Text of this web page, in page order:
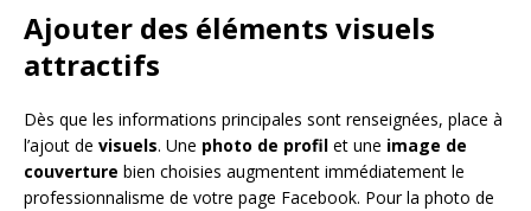
Ajouter des éléments visuels
attractifs
Dès que les informations principales sont renseignées, place à
l’ajout de visuels. Une photo de profil et une image de
couverture bien choisies augmentent immédiatement le
professionnalisme de votre page Facebook. Pour la photo de